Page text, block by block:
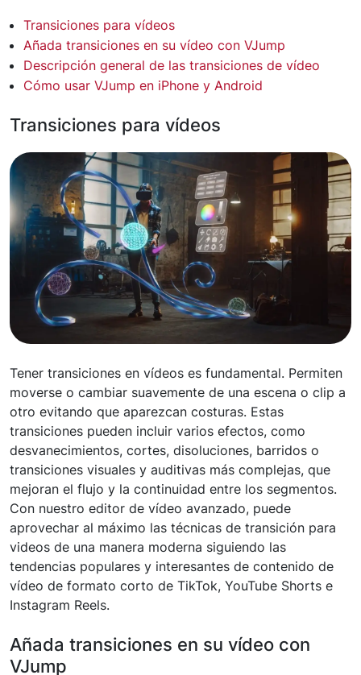
Transiciones para vídeos
Añada transiciones en su vídeo con VJump
Descripción general de las transiciones de vídeo
Cómo usar VJump en iPhone y Android
Transiciones para vídeos
Tener transiciones en vídeos es fundamental. Permiten
moverse o cambiar suavemente de una escena o clip a
otro evitando que aparezcan costuras. Estas
transiciones pueden incluir varios efectos, como
desvanecimientos, cortes, disoluciones, barridos o
transiciones visuales y auditivas más complejas, que
mejoran el flujo y la continuidad entre los segmentos.
Con nuestro editor de vídeo avanzado, puede
aprovechar al máximo las técnicas de transición para
videos de una manera moderna siguiendo las
tendencias populares y interesantes de contenido de
vídeo de formato corto de TikTok, YouTube Shorts e
Instagram Reels.
Añada transiciones en su vídeo con
VJump